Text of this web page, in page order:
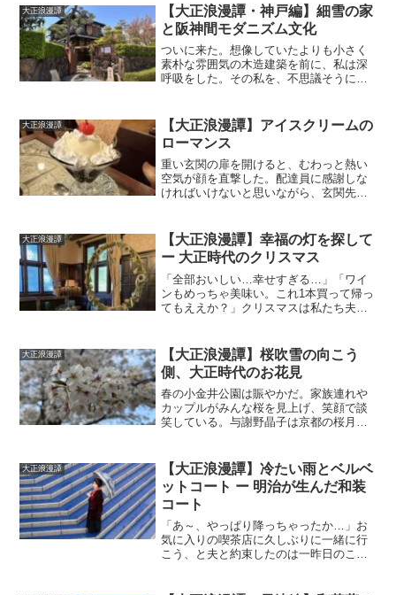
大正浪漫譚
【大正浪漫譚・神戸編】細雪の家
と阪神間モダニズム文化
ついに来た。想像していたよりも小さく
素朴な雰囲気の木造建築を前に、私は深
呼吸をした。その私を、不思議そうに夫
見たい。逸る気持ちで足がもぞもぞす
る。木製の門戸のすぐそばに...
大正浪漫譚
【大正浪漫譚】アイスクリームの
ローマンス
重い玄関の扉を開けると、むわっと熱い
空気が顔を直撃した。配達員に感謝しな
ければいけないと思いながら、玄関先に
気にならない気温だ。届いたのは、私が
通販サイトで注文したア...
大正浪漫譚
【大正浪漫譚】幸福の灯を探して
ー 大正時代のクリスマス
「全部おいしい…幸せすぎる…」「ワイ
ンもめっちゃ美味い。これ1本買って帰っ
てもええか？」クリスマスは私たち夫婦
選んだこの場所、旧小笠原伯爵邸が建て
られたのは昭和初期。そ...
大正浪漫譚
【大正浪漫譚】桜吹雪の向こう
側、大正時代のお花見
春の小金井公園は賑やかだ。家族連れや
カップルがみんな桜を見上げ、笑顔で談
笑している。与謝野晶子は京都の桜月夜
負けていないのではないだろうか。「小
金井公園、穴場の花見スポ...
大正浪漫譚
【大正浪漫譚】冷たい雨とベルベ
ットコート ー 明治が生んだ和装
コート
「あ～、やっぱり降っちゃったか…」お
気に入りの喫茶店に久しぶりに一緒に行
こう、と夫と約束したのは一昨日のこ